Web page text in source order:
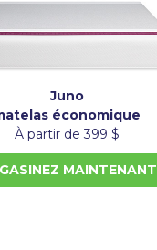
Juno
économique
À partir de 399 $
MAINTENANT